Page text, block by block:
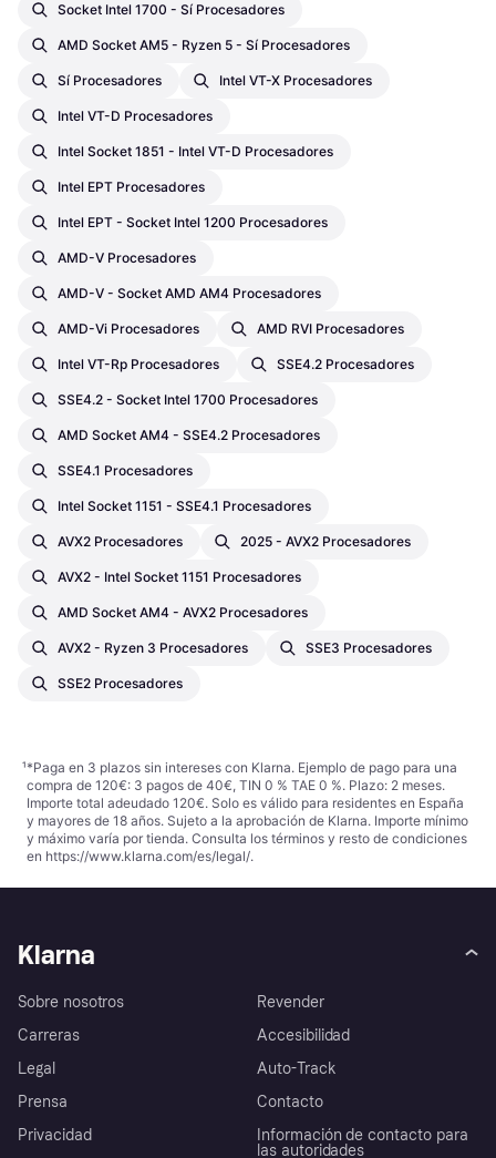
Socket Intel 1700 - Sí Procesadores
AMD Socket AM5 - Ryzen 5 - Sí Procesadores
Sí Procesadores Intel VT-X Procesadores
Intel VT-D Procesadores
Intel Socket 1851 - Intel VT-D Procesadores
Intel EPT Procesadores
Intel EPT - Socket Intel 1200 Procesadores
AMD-V Procesadores
AMD-V - Socket AMD AM4 Procesadores
AMD-Vi Procesadores AMD RVI Procesadores
Intel VT-Rp Procesadores SSE4.2 Procesadores
SSE4.2 - Socket Intel 1700 Procesadores
AMD Socket AM4 - SSE4.2 Procesadores
SSE4.1 Procesadores
Intel Socket 1151 - SSE4.1 Procesadores
AVX2 Procesadores 2025 - AVX2 Procesadores
AVX2 - Intel Socket 1151 Procesadores
AMD Socket AM4 - AVX2 Procesadores
AVX2 - Ryzen 3 Procesadores SSE3 Procesadores
SSE2 Procesadores
¹*Paga en 3 plazos sin intereses con Klarna. Ejemplo de pago para una
compra de 120€: 3 pagos de 40€, TIN 0 % TAE 0 %. Plazo: 2 meses.
Importe total adeudado 120€. Solo es válido para residentes en España
y mayores de 18 años. Sujeto a la aprobación de Klarna. Importe mínimo
y máximo varía por tienda. Consulta los términos y resto de condiciones
en https://www.klarna.com/es/legal/.
Klarna
Sobre nosotros
Carreras
Legal
Prensa
Privacidad
Revender
Accesibilidad
Auto-Track
Contacto
Información de contacto para
las autoridades